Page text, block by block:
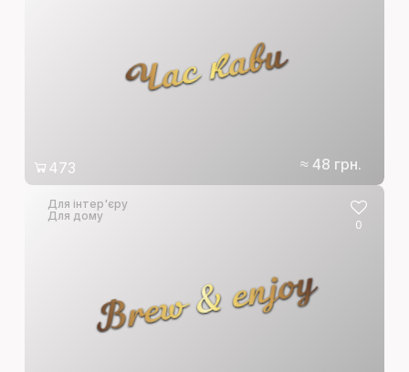
Час кави
≈ 48 грн.
473
Brew & enjoy
Для інтер'єру
Для дому
0